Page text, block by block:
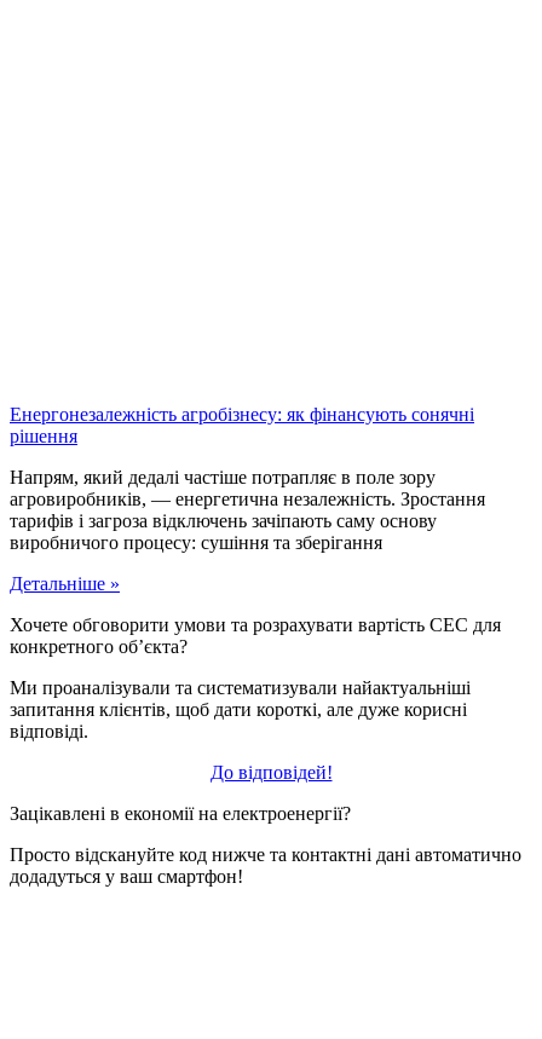
Енергонезалежність агробізнесу: як фінансують сонячні
рішення
Напрям, який дедалі частіше потрапляє в поле зору
агровиробників, — енергетична незалежність. Зростання
тарифів і загроза відключень зачіпають саму основу
виробничого процесу: сушіння та зберігання
Детальніше »
Хочете обговорити умови та розрахувати вартість СЕС для
конкретного об’єкта?
Ми проаналізували та систематизували найактуальніші
запитання клієнтів, щоб дати короткі, але дуже корисні
відповіді.
До відповідей!
Зацікавлені в економії на електроенергії?
Просто відскануйте код нижче та контактні дані автоматично
додадуться у ваш смартфон!